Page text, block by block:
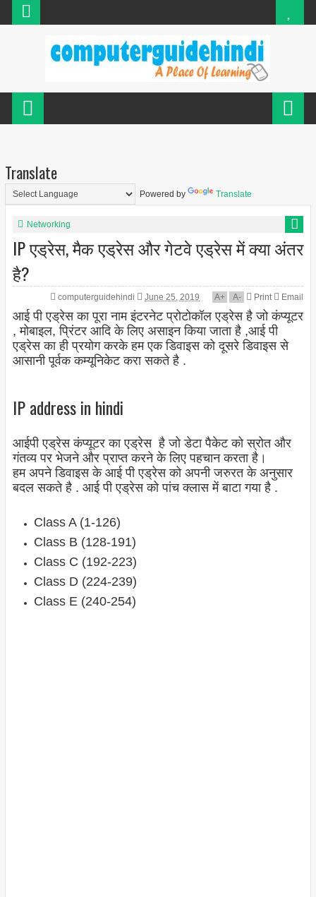
Translate
Powered by Translate
Networking
IP एड्रेस, मैक एड्रेस और गेटवे एड्रेस में क्या अंतर
है?
computerguidehindi June 25, 2019 A+ A- Print Email
आई पी एड्रेस का पूरा नाम इंटरनेट प्रोटोकॉल एड्रेस है जो कंप्यूटर
, मोबाइल, प्रिंटर आदि के लिए असाइन किया जाता है ,आई पी
एड्रेस का ही प्रयोग करके हम एक डिवाइस को दूसरे डिवाइस से
आसानी पूर्वक कम्यूनिकेट करा सकते है .
IP address in hindi
आईपी ​​एड्रेस कंप्यूटर का एड्रेस है जो डेटा पैकेट को स्रोत और
गंतव्य पर भेजने और प्राप्त करने के लिए पहचान करता है।
हम अपने डिवाइस के आई पी एड्रेस को अपनी जरुरत के अनुसार
बदल सकते है . आई पी एड्रेस को पांच क्लास में बाटा गया है .
Class A (1-126)
Class B (128-191)
Class C (192-223)
Class D (224-239)
Class E (240-254)